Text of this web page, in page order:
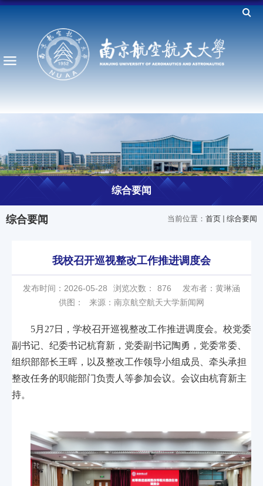
综合要闻
当前位置： 首页 综合要闻
综合要闻
我校召开巡视整改工作推进调度会
发布时间：2026-05-28 浏览次数： 876
发布者：黄琳涵
供图：
来源：南京航空航天大学新闻网
5月27日，学校召开巡视整改工作推进调度会。校党委
副书记、纪委书记杭育新，党委副书记陶勇，党委常委、
组织部部长王晖，以及整改工作领导小组成员、牵头承担
整改任务的职能部门负责人等参加会议。会议由杭育新主
持。